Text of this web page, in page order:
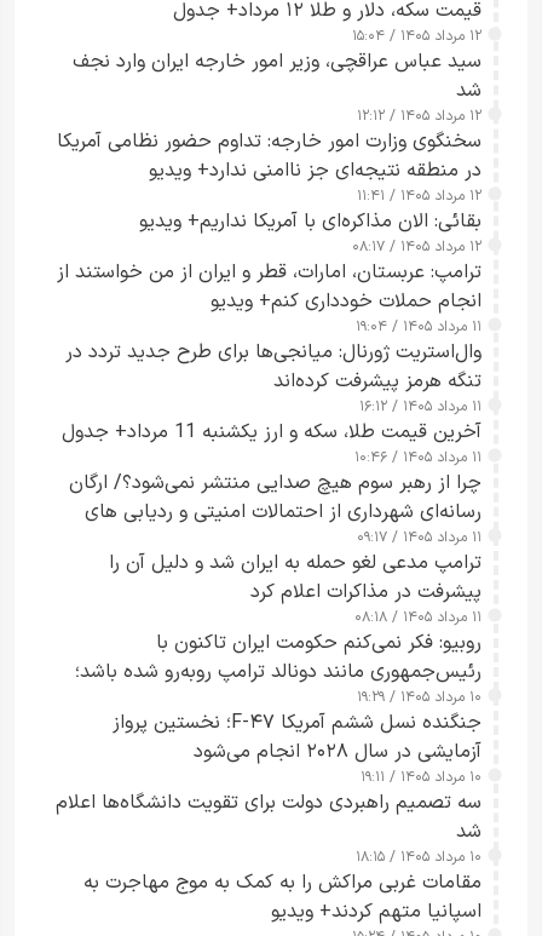
قیمت سکه، دلار و طلا ۱۲ مرداد+ جدول
۱۲ مرداد ۱۴۰۵ / ۱۵:۰۴
سید عباس عراقچی، وزیر امور خارجه ایران وارد نجف
شد
۱۲ مرداد ۱۴۰۵ / ۱۲:۱۲
سخنگوی وزارت امور خارجه: تداوم حضور نظامی آمریکا
در منطقه نتیجه‌ای جز ناامنی ندارد+ ویدیو
۱۲ مرداد ۱۴۰۵ / ۱۱:۴۱
بقائی: الان مذاکره‌ای با آمریکا نداریم+ ویدیو
۱۲ مرداد ۱۴۰۵ / ۰۸:۱۷
ترامپ: عربستان، امارات، قطر و ایران از من خواستند از
انجام حملات خودداری کنم+ ویدیو
۱۱ مرداد ۱۴۰۵ / ۱۹:۰۴
وال‌استریت ژورنال: میانجی‌ها برای طرح جدید تردد در
تنگه هرمز پیشرفت کرده‌اند
۱۱ مرداد ۱۴۰۵ / ۱۶:۱۲
آخرین قیمت طلا، سکه و ارز یکشنبه 11 مرداد+ جدول
۱۱ مرداد ۱۴۰۵ / ۱۰:۴۶
چرا از رهبر سوم هیچ صدایی منتشر نمی‌شود؟/ ارگان
رسانه‌ای شهرداری از احتمالات امنیتی و ردیابی های
جاسوسی گفت
۱۱ مرداد ۱۴۰۵ / ۰۹:۱۷
ترامپ مدعی لغو حمله به ایران شد و دلیل آن را
پیشرفت در مذاکرات اعلام کرد
۱۱ مرداد ۱۴۰۵ / ۰۸:۱۸
روبیو: فکر نمی‌کنم حکومت ایران تاکنون با
رئیس‌جمهوری مانند دونالد ترامپ روبه‌رو شده باشد؛
کسی که واقعاً دست به اقدام می‌زند
۱۰ مرداد ۱۴۰۵ / ۱۹:۲۹
جنگنده نسل ششم آمریکا F-۴۷؛ نخستین پرواز
آزمایشی در سال ۲۰۲۸ انجام می‌شود
۱۰ مرداد ۱۴۰۵ / ۱۹:۱۱
سه تصمیم راهبردی دولت برای تقویت دانشگاه‌ها اعلام
شد
۱۰ مرداد ۱۴۰۵ / ۱۸:۱۵
مقامات غربی مراکش را به کمک به موج مهاجرت به
اسپانیا متهم کردند+ ویدیو